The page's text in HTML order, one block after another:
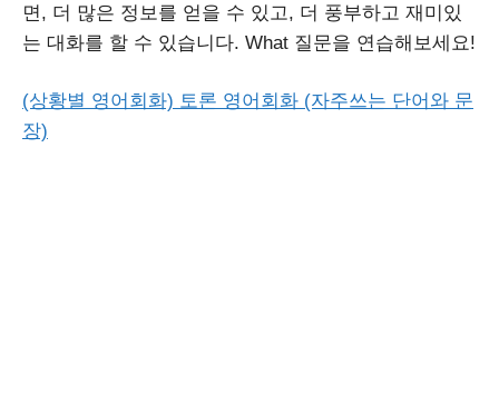
면, 더 많은 정보를 얻을 수 있고, 더 풍부하고 재미있
는 대화를 할 수 있습니다. What 질문을 연습해보세요!
(상황별 영어회화) 토론 영어회화 (자주쓰는 단어와 문
장)